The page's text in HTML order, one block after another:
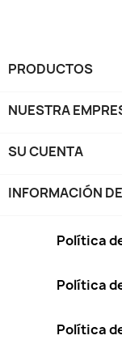
PRODUCTOS
NUESTRA
SU CUENTA
INFORMACIÓN
Política
Política
Política